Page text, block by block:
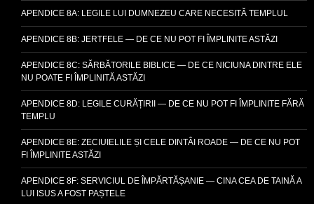
APENDICE 8A: LEGILE LUI DUMNEZEU CARE NECESITĂ TEMPLUL
APENDICE 8B: JERTFELE — DE CE NU POT FI ÎMPLINITE ASTĂZI
APENDICE 8C: SĂRBĂTORILE BIBLICE — DE CE NICIUNA DINTRE ELE
NU POATE FI ÎMPLINITĂ ASTĂZI
APENDICE 8D: LEGILE CURĂȚIRII — DE CE NU POT FI ÎMPLINITE FĂRĂ
TEMPLU
APENDICE 8E: ZECIUIELILE ȘI CELE DINTÂI ROADE — DE CE NU POT
FI ÎMPLINITE ASTĂZI
APENDICE 8F: SERVICIUL DE ÎMPĂRTĂȘANIE — CINA CEA DE TAINĂ A
LUI ISUS A FOST PAȘTELE